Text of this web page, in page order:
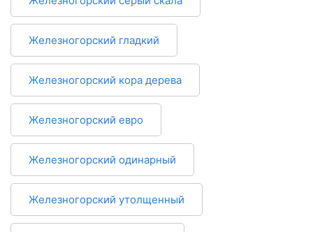
Железногорский гладкий
Железногорский кора дерева
Железногорский евро
Железногорский одинарный
Железногорский утолщенный